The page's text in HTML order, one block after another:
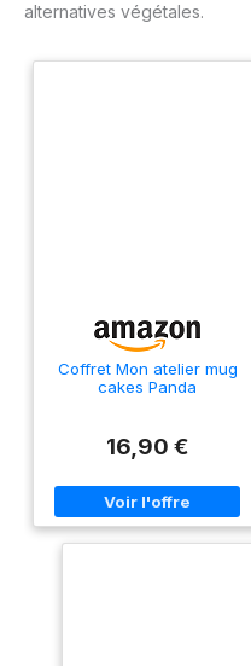
alternatives végétales.
Coffret Mon atelier mug
cakes Panda
16,90 €